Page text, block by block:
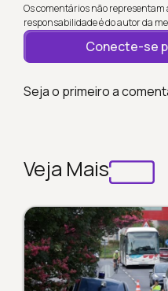
Os comentários não representam
responsabilidade é do autor da
Conecte-se
Seja o primeiro a
Veja Mais